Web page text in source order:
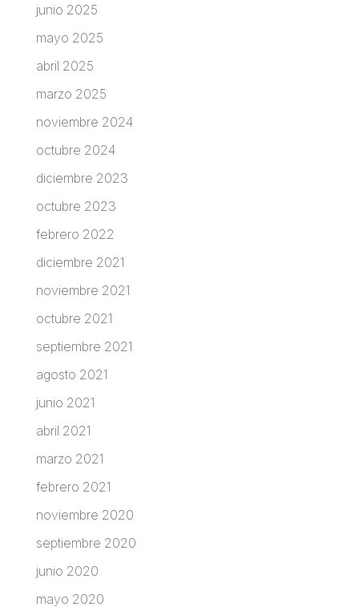
junio 2025
mayo 2025
abril 2025
marzo 2025
noviembre 2024
octubre 2024
diciembre 2023
octubre 2023
febrero 2022
diciembre 2021
noviembre 2021
octubre 2021
septiembre 2021
agosto 2021
junio 2021
abril 2021
marzo 2021
febrero 2021
noviembre 2020
septiembre 2020
junio 2020
mayo 2020